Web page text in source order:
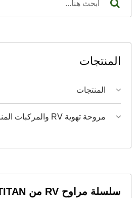
المنتجات
المنتجات
مروحة تهوية RV والمركبات المنزلية
سلسلة مراوح RV من TITAN